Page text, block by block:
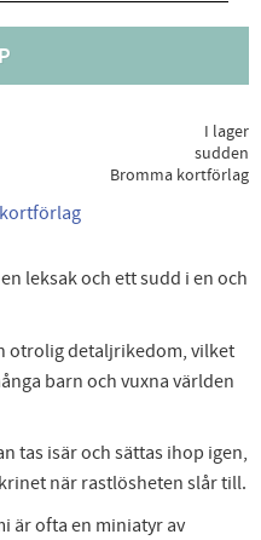
I lager
sudden
Bromma kortförlag
leksak och ett sudd i en och
otrolig detaljrikedom, vilket
barn och vuxna världen
tas isär och sättas ihop igen,
när rastlösheten slår till.
är ofta en miniatyr av